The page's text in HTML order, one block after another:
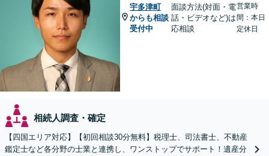
宇多津町
からも相談
受付中
面談方法(対面・電
話・ビデオなど)は
応相談
営業時
間：本日
定休日
相続人調査・確定
【四国エリア対応】【初回相談30分無料】税理士、司法書士、不動産
鑑定士など各分野の士業と連携し、ワンストップでサポート！遺産分